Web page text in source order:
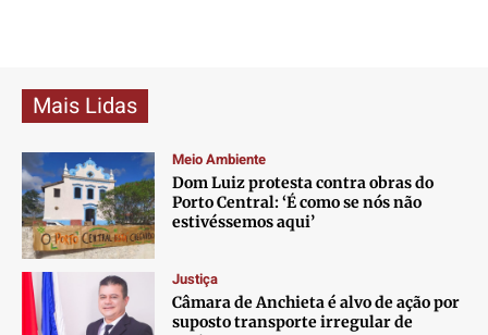
Mais Lidas
Meio Ambiente
Dom Luiz protesta contra obras do
Porto Central: ‘É como se nós não
estivéssemos aqui’
Justiça
Câmara de Anchieta é alvo de ação por
suposto transporte irregular de